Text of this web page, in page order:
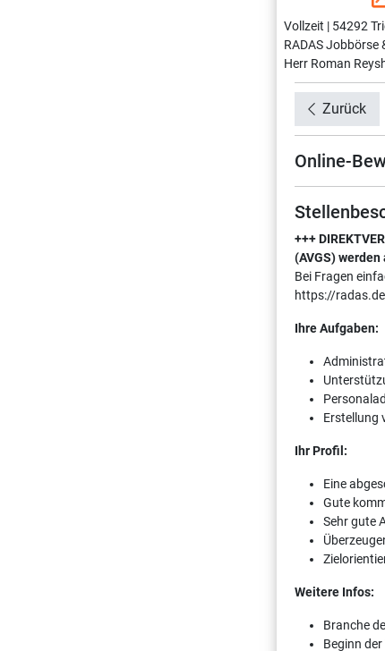
Vollzeit | 54292
RADAS Jobbörse
Herr Roman
Zurück
Online-
+++
(AVGS)
Bei Fragen
https://
Ihre Aufgaben:
Erstellung
Ihr Profil:
Eine
Gute
Sehr gute
Weitere Infos:
Branche
Beginn